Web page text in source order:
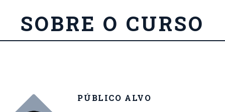
SOBRE O CURSO
PÚBLICO ALVO